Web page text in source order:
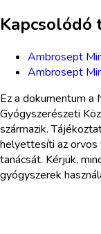
Kapcsolódó
Ambrosept
Ambrosept
Ez a dokumentum
Gyógyszerészeti
származik.
helyettesíti az
tanácsát. Kérjük,
gyógyszerek